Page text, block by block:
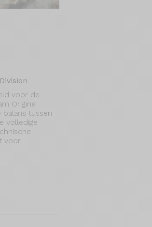
voor de
Origine
tussen
volledige
voor